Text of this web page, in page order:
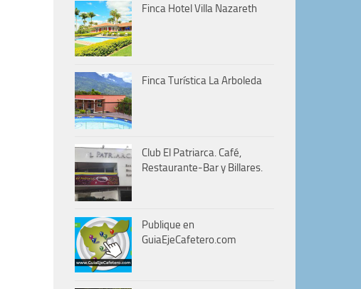
Finca Hotel Villa Nazareth
Finca Turística La Arboleda
Club El Patriarca. Café,
Restaurante-Bar y Billares.
Publique en
GuiaEjeCafetero.com